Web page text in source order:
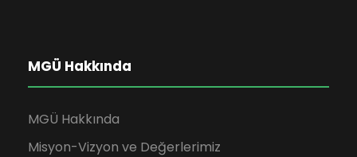
MGÜ Hakkında
MGÜ Hakkında
Misyon-Vizyon ve Değerlerimiz